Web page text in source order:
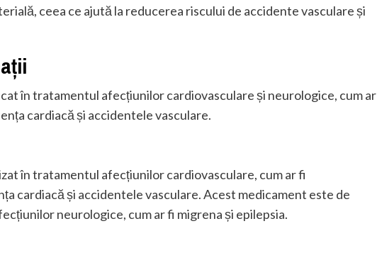
ceea ce ajută la reducerea riscului de accidente vasculare și
în tratamentul afecțiunilor cardiovasculare și neurologice, cum ar
cardiacă și accidentele vasculare.
în tratamentul afecțiunilor cardiovasculare, cum ar fi
cardiacă și accidentele vasculare. Acest medicament este de
neurologice, cum ar fi migrena și epilepsia.